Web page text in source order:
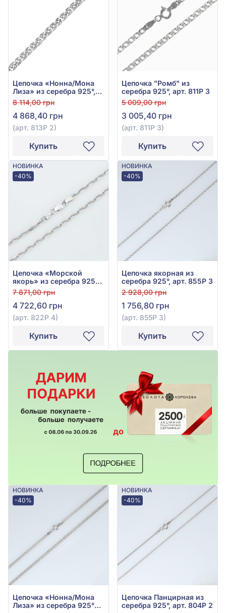
Цепочка «Нонна/Мона
Лиза» из серебра 925°,
арт. 813Р 2
8 114,00 грн
4 868,40 грн
(арт. 813Р 2)
Купить
Цепочка "Ромб" из
серебра 925°, арт. 811Р 3
5 009,00 грн
3 005,40 грн
(арт. 811Р 3)
Купить
НОВИНКА
-40%
Цепочка «Морской
якорь» из серебра 925°
без вставки, арт. 822Р 4
7 871,00 грн
4 722,60 грн
(арт. 822Р 4)
Купить
НОВИНКА
-40%
Цепочка якорная из
серебра 925°, арт. 855Р 3
2 928,00 грн
1 756,80 грн
(арт. 855Р 3)
Купить
НОВИНКА
-40%
Цепочка «Нонна/Мона
Лиза» из серебра 925°
НОВИНКА
-40%
Цепочка Панцирная из
серебра 925°, арт. 804Р 2